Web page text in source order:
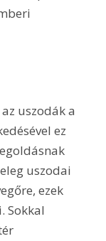
uszodák a
ez
uszodai
ezek
Sokkal